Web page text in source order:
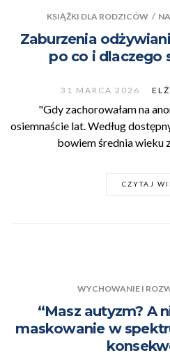
KSIĄŻKI DLA RODZICÓW /
Zaburzenia
po co i dlaczego
31 MARCA 2026
"Gdy zachorowałam na
osiemnaście lat. Według
bowiem średnia wieku
CZYTAJ
WYCHOWANIE I
“Masz autyzm? A
maskowanie w